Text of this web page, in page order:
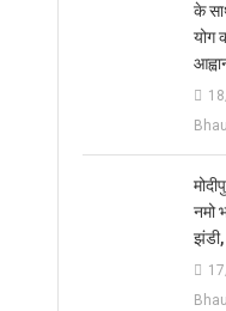
के
योग
नमो
झंडी,